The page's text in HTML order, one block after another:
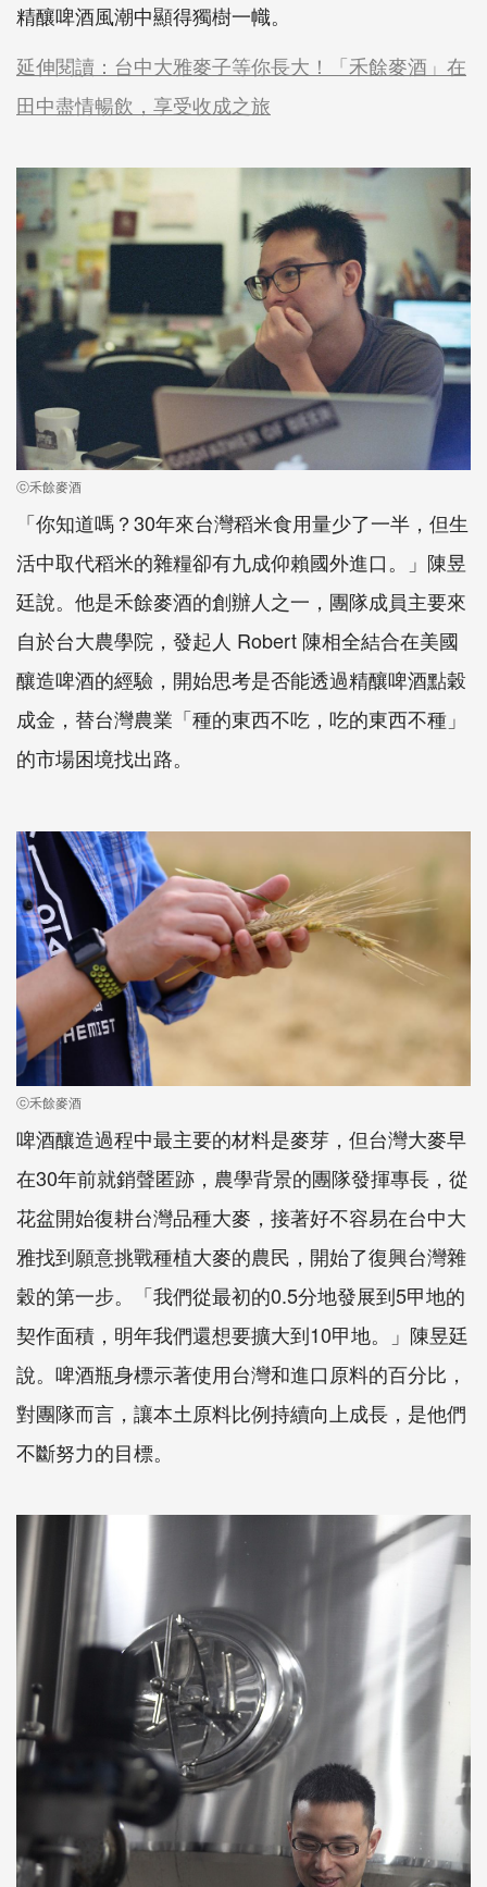
精釀啤酒風潮中顯得獨樹一幟。
延伸閱讀：台中大雅麥子等你長大！「禾餘麥酒」在
田中盡情暢飲，享受收成之旅
ⓒ禾餘麥酒
「你知道嗎？30年來台灣稻米食用量少了一半，但生
活中取代稻米的雜糧卻有九成仰賴國外進口。」陳昱
廷說。他是禾餘麥酒的創辦人之一，團隊成員主要來
自於台大農學院，發起人 Robert 陳相全結合在美國
釀造啤酒的經驗，開始思考是否能透過精釀啤酒點穀
成金，替台灣農業「種的東西不吃，吃的東西不種」
的市場困境找出路。
ⓒ禾餘麥酒
啤酒釀造過程中最主要的材料是麥芽，但台灣大麥早
在30年前就銷聲匿跡，農學背景的團隊發揮專長，從
花盆開始復耕台灣品種大麥，接著好不容易在台中大
雅找到願意挑戰種植大麥的農民，開始了復興台灣雜
穀的第一步。「我們從最初的0.5分地發展到5甲地的
契作面積，明年我們還想要擴大到10甲地。」陳昱廷
說。啤酒瓶身標示著使用台灣和進口原料的百分比，
對團隊而言，讓本土原料比例持續向上成長，是他們
不斷努力的目標。